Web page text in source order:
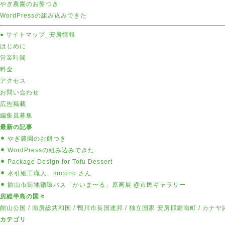
やぎ農園のお餅つき
WordPressの組み込みできた
● サイトマップ _安房情報
はじめに
営業時間
料金
アクセス
お問い合わせ
広告掲載
編集員募集
最新の記事
⚫︎ やぎ農園のお餅つき
⚫︎ WordPressの組み込みできた
⚫︎ Package Design for Tofu Dessert
⚫︎ 水引細工職人、micono さん
⚫︎ 館山市街地循環バス「かいま〜る」原画展 @市民ギャラリー
房総半島の国々
館山公国 / 南房総共和国 / 鴨川市長国連邦 / 独立国家 安房郡鋸南町 / カナヤ
カテゴリ